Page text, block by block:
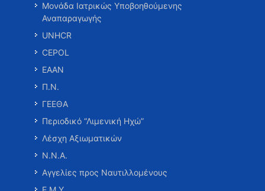
Μονάδα Ιατρικώς Υποβοηθούμενης
Αναπαραγωγής
UNHCR
CEPOL
ΕΑΑΝ
Π.Ν.
ΓΕΕΘΑ
Περιοδικό “Λιμενική Ηχώ”
Λέσχη Αξιωματικών
Ν.Ν.Α.
Αγγελίες προς Ναυτιλλομένους